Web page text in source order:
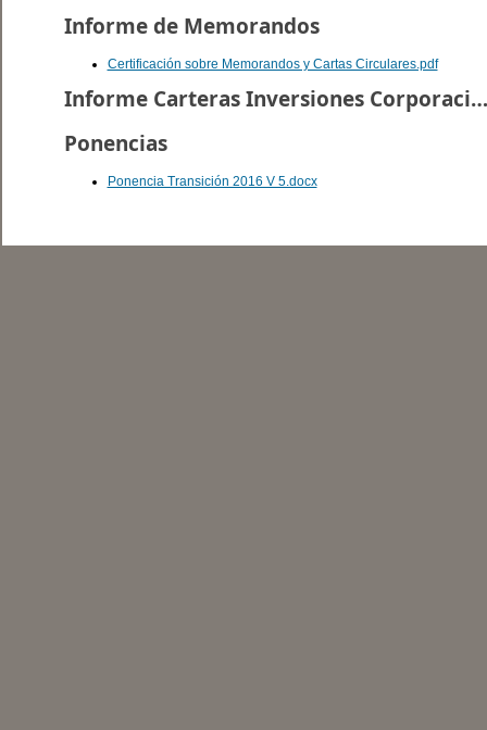
Informe de Memorandos
Certificación sobre Memorandos y Cartas Circulares.pdf
Informe Carteras Inversiones Corporaciones
Ponencias
Ponencia Transición 2016 V 5.docx